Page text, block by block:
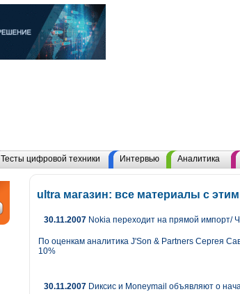
Тесты цифровой техники Интервью Аналитика
ultra магазин: все материалы с
30.11.2007 Nokia переходит на прямой импорт/
По оценкам аналитика J'Son & Partners Сергея
10%
30.11.2007 Dиксис и Moneymail объявляют о